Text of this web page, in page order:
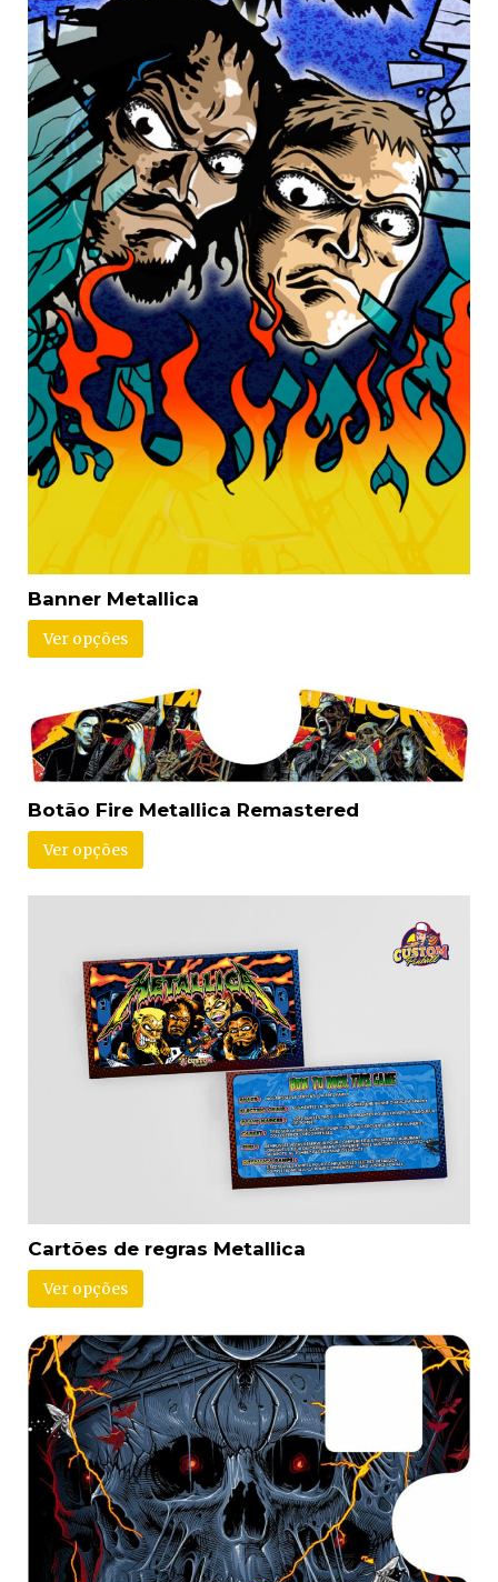
Banner Metallica
Ver opções
Botão Fire Metallica Remastered
Ver opções
Cartões de regras Metallica
Ver opções